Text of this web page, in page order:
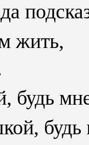
жить,
будь